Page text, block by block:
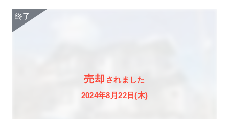
売却 されました
2024年8月22日(木)